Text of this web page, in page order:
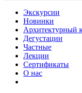
Экскурсии
Новинки
Архитектурный
Дегустации
Частные
Лекции
Сертификаты
О нас